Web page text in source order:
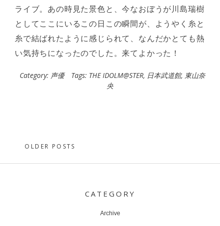
ライブ。あの時見た景色と、今なおぼうが川島瑞樹
としてここにいるこの日この瞬間が、ようやく糸と
糸で結ばれたように感じられて、なんだかとても熱
い気持ちになったのでした。来てよかった！
Category: 声優 Tags: THE IDOLM@STER, 日本武道館, 東山奈
央
Posts
navigation
OLDER POSTS
CATEGORY
Archive